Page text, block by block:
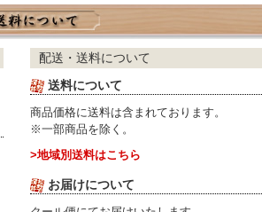
配送・送料について
送料について
商品価格に送料は含まれております。
※一部商品を除く。
>地域別送料はこちら
お届けについて